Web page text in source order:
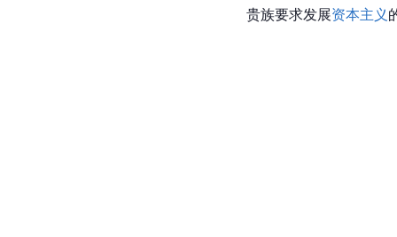
贵族要求发展资本主义